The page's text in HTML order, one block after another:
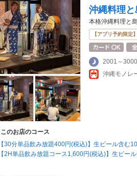
沖縄料理
本格沖縄料理と
【アプリ予約限定
2001～
このお店のコース
【30分単品飲み放題400円(税込)】生ビール含
【2H単品飲み放題コース1,600円(税込)】生ビ